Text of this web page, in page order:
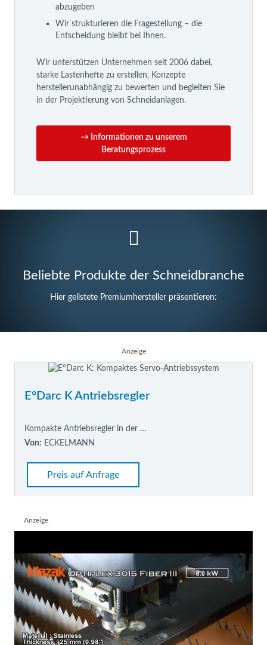
abzugeben
Wir strukturieren die Fragestellung – die
Entscheidung bleibt bei Ihnen.
Wir unterstützen Unternehmen seit 2006 dabei,
starke Lastenhefte zu erstellen, Konzepte
herstellerunabhängig zu bewerten und begleiten Sie
in der Projektierung von Schneidanlagen.
→ Informationen zu unserem
Beratungsprozess
Beliebte Produkte der Schneidbranche
Hier gelistete Premiumhersteller präsentieren:
Anzeige
E°Darc K Antriebsregler
Kompakte Antriebsregler in der …
Von: ECKELMANN
Preis auf Anfrage
Anzeige